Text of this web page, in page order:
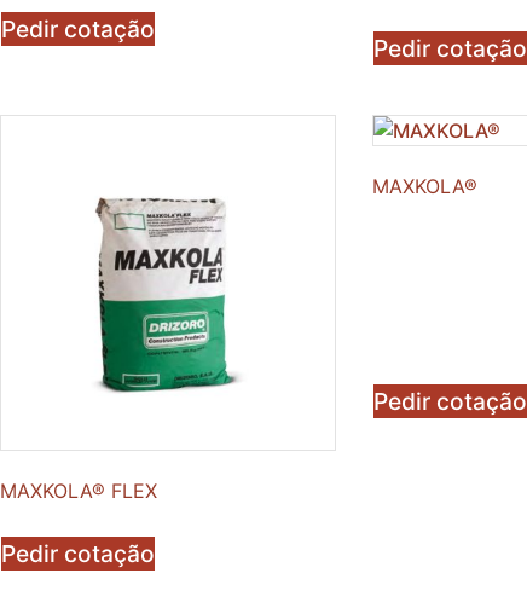
Pedir cotação
Pedir cotação
MAXKOLA® FLEX
Pedir cotação
MAXKOLA®
Pedir cotação